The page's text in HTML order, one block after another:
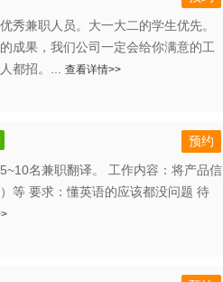
秀兼职人员。大一大二的学生优先。
成果，我们公司一定会给你满意的工
都招。... 查看详情>>
名兼职翻译。 工作内容：将产品信
等 要求：懂英语的应该都没问题 待
预约